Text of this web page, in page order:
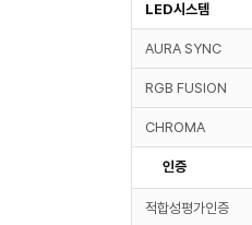
LED시스템
AURA SYNC
RGB FUSION
CHROMA
인증
적합성평가인증